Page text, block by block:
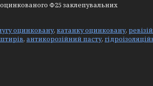
Ф25 заклепувальних
оцинковану, катанку оцинковану,
, антикорозійний пасту,